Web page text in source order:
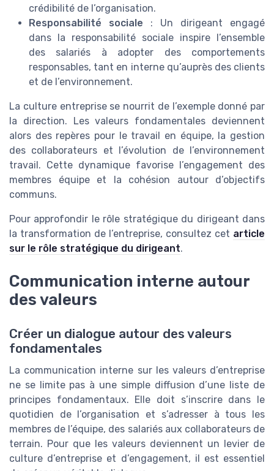
crédibilité de l’organisation.
Responsabilité sociale : Un dirigeant engagé
dans la responsabilité sociale inspire l’ensemble
des salariés à adopter des comportements
responsables, tant en interne qu’auprès des clients
et de l’environnement.
La culture entreprise se nourrit de l’exemple donné par
la direction. Les valeurs fondamentales deviennent
alors des repères pour le travail en équipe, la gestion
des collaborateurs et l’évolution de l’environnement
travail. Cette dynamique favorise l’engagement des
membres équipe et la cohésion autour d’objectifs
communs.
Pour approfondir le rôle stratégique du dirigeant dans
la transformation de l’entreprise, consultez cet article
sur le rôle stratégique du dirigeant.
Communication interne autour
des valeurs
Créer un dialogue autour des valeurs
fondamentales
La communication interne sur les valeurs d’entreprise
ne se limite pas à une simple diffusion d’une liste de
principes fondamentaux. Elle doit s’inscrire dans le
quotidien de l’organisation et s’adresser à tous les
membres de l’équipe, des salariés aux collaborateurs de
terrain. Pour que les valeurs deviennent un levier de
culture d’entreprise et d’engagement, il est essentiel